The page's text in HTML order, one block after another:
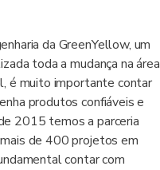
da GreenYellow, um
toda a mudança na área
é muito importante contar
produtos confiáveis e
2015 temos a parceria
de 400 projetos em
contar com